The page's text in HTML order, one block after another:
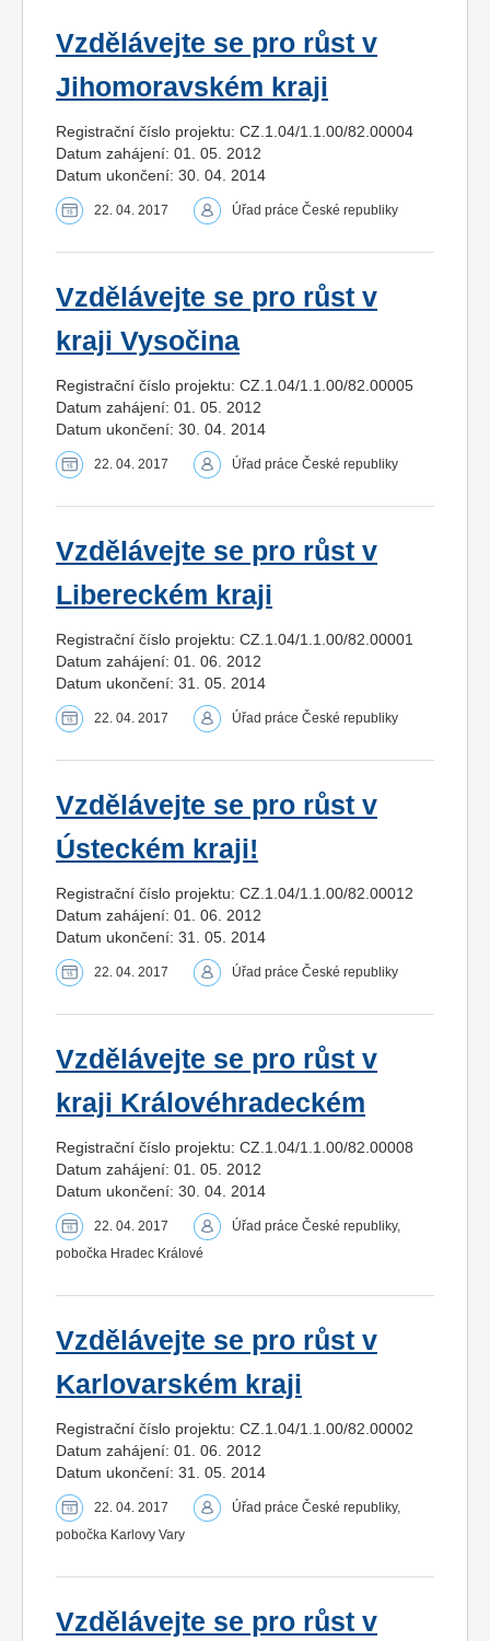
Vzdělávejte se pro růst v
Jihomoravském kraji
Registrační číslo projektu: CZ.1.04/1.1.00/82.00004
Datum zahájení: 01. 05. 2012
Datum ukončení: 30. 04. 2014
22. 04. 2017 Úřad práce České republiky
Vzdělávejte se pro růst v
kraji Vysočina
Registrační číslo projektu: CZ.1.04/1.1.00/82.00005
Datum zahájení: 01. 05. 2012
Datum ukončení: 30. 04. 2014
22. 04. 2017 Úřad práce České republiky
Vzdělávejte se pro růst v
Libereckém kraji
Registrační číslo projektu: CZ.1.04/1.1.00/82.00001
Datum zahájení: 01. 06. 2012
Datum ukončení: 31. 05. 2014
22. 04. 2017 Úřad práce České republiky
Vzdělávejte se pro růst v
Ústeckém kraji!
Registrační číslo projektu: CZ.1.04/1.1.00/82.00012
Datum zahájení: 01. 06. 2012
Datum ukončení: 31. 05. 2014
22. 04. 2017 Úřad práce České republiky
Vzdělávejte se pro růst v
kraji Královéhradeckém
Registrační číslo projektu: CZ.1.04/1.1.00/82.00008
Datum zahájení: 01. 05. 2012
Datum ukončení: 30. 04. 2014
22. 04. 2017
Úřad práce České republiky,
pobočka Hradec Králové
Vzdělávejte se pro růst v
Karlovarském kraji
Registrační číslo projektu: CZ.1.04/1.1.00/82.00002
Datum zahájení: 01. 06. 2012
Datum ukončení: 31. 05. 2014
22. 04. 2017
Úřad práce České republiky,
pobočka Karlovy Vary
Vzdělávejte se pro růst v